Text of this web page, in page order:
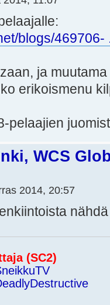
blogs/469706-
ja
erikoismenu
pelaajien
WCS
2014, 20:57
(SC2)